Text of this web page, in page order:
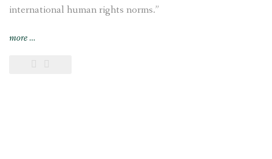
international human rights norms.”
more“NEWS
…